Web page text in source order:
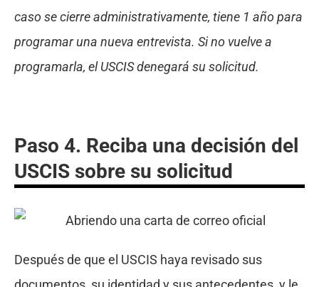
caso se cierre administrativamente, tiene 1 año para
programar una nueva entrevista. Si no vuelve a
programarla, el USCIS denegará su solicitud.
Paso 4. Reciba una decisión del
USCIS sobre su solicitud
Después de que el USCIS haya revisado sus